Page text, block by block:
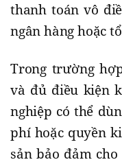
thanh toán vô
ngân hàng hoặc
Trong trường
và đủ điều kiện
nghiệp có thể
phí hoặc quyền
sản bảo đảm